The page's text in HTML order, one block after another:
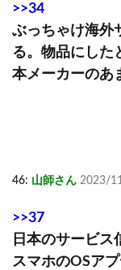
>>34
ぶっちゃけ海外
る。物品にした
本メーカーのあ
46: 山師さん 2023/
>>37
日本のサービス
スマホのOSア